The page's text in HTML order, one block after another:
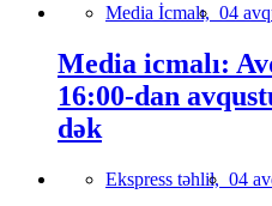
Media İcmalı, 04
Media icmalı:
16:00-dan
dək
Ekspress təhlil, 04